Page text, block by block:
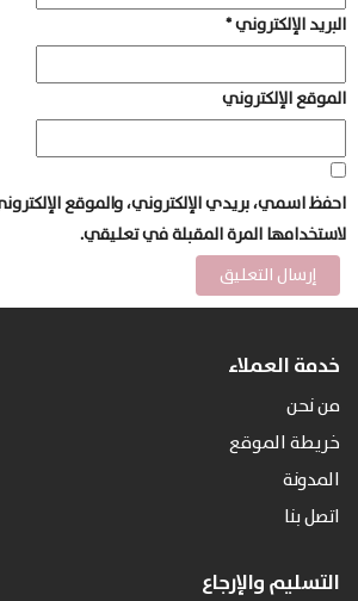
البريد الإلكتروني*
الموقع الإلكتروني
احفظ اسمي، بريدي الإلكتروني، والموقع
لاستخدامها المرة المقبلة في تعليقي.
خدمة العملاء
من نحن
خريطة الموقع
المدونة
اتصل بنا
التسليم والإرجاع